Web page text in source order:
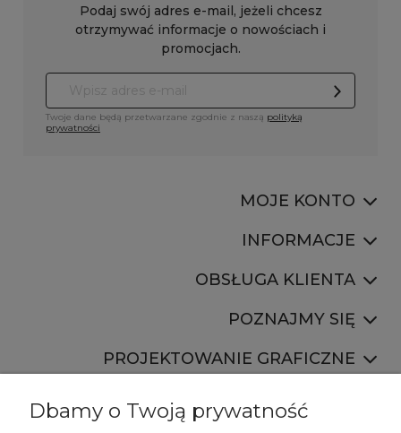
Podaj swój adres e-mail, jeżeli chcesz
otrzymywać informacje o nowościach i
promocjach.
Twoje dane będą przetwarzane zgodnie z naszą polityką
prywatności
MOJE KONTO
INFORMACJE
OBSŁUGA KLIENTA
POZNAJMY SIĘ
PROJEKTOWANIE GRAFICZNE
Dbamy o Twoją prywatność